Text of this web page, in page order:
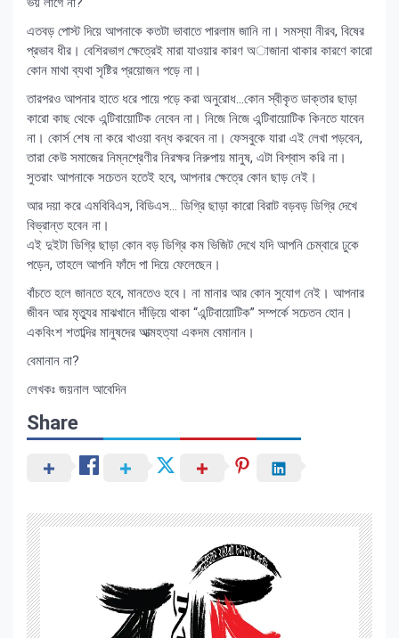
এতবড় পোস্ট দিয়ে আপনাকে কতটা ভাবাতে পারলাম জানি না। সমস্যা নীরব, বিষের
প্রভাব ধীর। বেশিরভাগ ক্ষেত্রেই মারা যাওয়ার কারণ অাজানা থাকার কারণে কারো
কোন মাথা ব্যথা সৃষ্টির প্রয়োজন পড়ে না।
তারপরও আপনার হাতে ধরে পায়ে পড়ে করা অনুরোধ…কোন স্বীকৃত ডাক্তার ছাড়া
কারো কাছ থেকে এন্টিবায়োটিক নেবেন না। নিজে নিজে এন্টিবায়োটিক কিনতে যাবেন
না। কোর্স শেষ না করে খাওয়া বন্ধ করবেন না। ফেসবুকে যারা এই লেখা পড়বেন,
তারা কেউ সমাজের নিম্নশ্রেণীর নিরক্ষর নিরুপায় মানুষ, এটা বিশ্বাস করি না।
সুতরাং আপনাকে সচেতন হতেই হবে, আপনার ক্ষেত্রে কোন ছাড় নেই।
আর দয়া করে এমবিবিএস, বিডিএস… ডিগ্রি ছাড়া কারো বিরাট বড়বড় ডিগ্রি দেখে
বিভ্রান্ত হবেন না।
এই দুইটা ডিগ্রি ছাড়া কোন বড় ডিগ্রি কম ভিজিট দেখে যদি আপনি চেম্বারে ঢুকে
পড়েন, তাহলে আপনি ফাঁদে পা দিয়ে ফেলেছেন।
বাঁচতে হলে জানতে হবে, মানতেও হবে। না মানার আর কোন সুযোগ নেই। আপনার
জীবন আর মৃত্যুর মাঝখানে দাঁড়িয়ে থাকা “এন্টিবায়োটিক” সম্পর্কে সচেতন হোন।
একবিংশ শতাব্দির মানুষদের আত্মহত্যা একদম বেমানান।
বেমানান না?
লেখকঃ জয়নাল আবেদিন
Share